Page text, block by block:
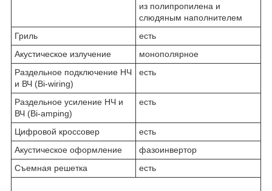
из полипропилена и
слюдяным наполнителем
Гриль
есть
Акустическое излучение
монополярное
Раздельное подключение НЧ
и ВЧ (Bi-wiring)
есть
Раздельное усиление НЧ и
ВЧ (Bi-amping)
есть
Цифровой кроссовер
есть
Акустическое оформление
фазоинвертор
Съемная решетка
есть